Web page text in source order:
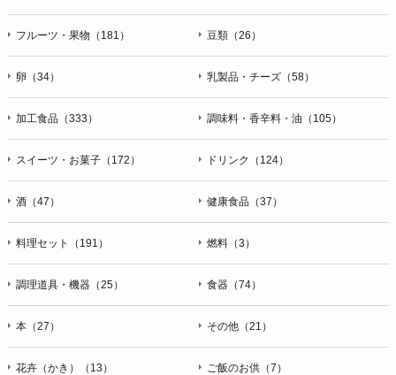
フルーツ・果物（181） 豆類（26）
卵（34） 乳製品・チーズ（58）
加工食品（333） 調味料・香辛料・油（105）
スイーツ・お菓子（172） ドリンク（124）
酒（47） 健康食品（37）
料理セット（191） 燃料（3）
調理道具・機器（25） 食器（74）
本（27） その他（21）
花卉（かき）（13） ご飯のお供（7）